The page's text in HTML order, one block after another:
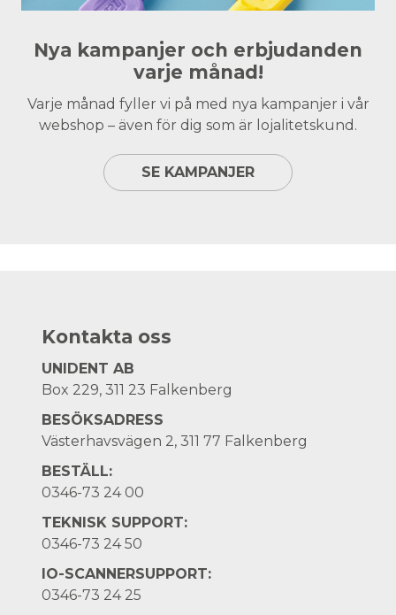
Nya kampanjer och erbjudanden
varje månad!
Varje månad fyller vi på med nya kampanjer i vår
webshop – även för dig som är lojalitetskund.
SE KAMPANJER
Kontakta oss
UNIDENT AB
Box 229, 311 23 Falkenberg
BESÖKSADRESS
Västerhavsvägen 2, 311 77 Falkenberg
BESTÄLL:
0346-73 24 00
TEKNISK SUPPORT:
0346-73 24 50
IO-SCANNERSUPPORT:
0346-73 24 25